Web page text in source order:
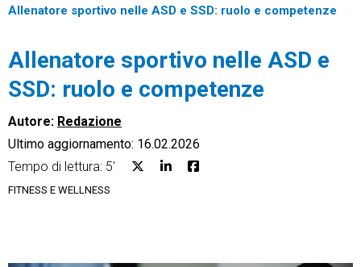
Allenatore sportivo nelle ASD e SSD: ruolo e competenze
Allenatore sportivo nelle ASD e
SSD: ruolo e competenze
Autore: Redazione
Ultimo aggiornamento: 16.02.2026
Tempo di lettura: 5'
FITNESS E WELLNESS